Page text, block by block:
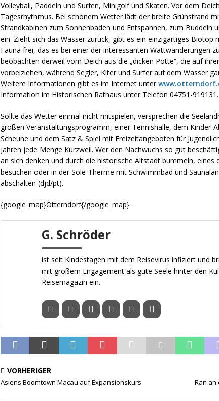
Volleyball, Paddeln und Surfen, Minigolf und Skaten. Vor dem
Tagesrhythmus. Bei schönem Wetter lädt der breite Grünstrand
Strandkabinen zum Sonnenbaden und Entspannen, zum Buddeln
ein. Zieht sich das Wasser zurück, gibt es ein einzigartiges Biotop
Fauna frei, das es bei einer der interessanten Wattwanderungen
beobachten derweil vom Deich aus die „dicken Pötte“, die auf
vorbeiziehen, während Segler, Kiter und Surfer auf dem Wasser
Weitere Informationen gibt es im Internet unter
Information im Historischen Rathaus unter Telefon 04751-919131.
Sollte das Wetter einmal nicht mitspielen, versprechen die
großen Veranstaltungsprogramm, einer Tennishalle, dem Kinder-
Scheune und dem Satz & Spiel mit Freizeitangeboten für
Jahren jede Menge Kurzweil. Wer den Nachwuchs so gut
an sich denken und durch die historische Altstadt bummeln, eines
besuchen oder in der Sole-Therme mit Schwimmbad und
abschalten (djd/pt).
{google_map}Otterndorf{/google_map}
G. Schröder
ist seit Kindestagen mit dem Reisevirus infiziert und
mit großem Engagement als gute Seele hinter den
Reisemagazin ein.
VORHERIGER
Asiens Boomtown Macau auf Expansionskurs Ran an